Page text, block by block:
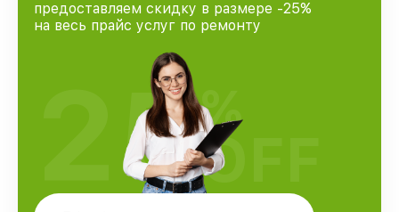
предоставляем скидку в размере -25%
на весь прайс услуг по ремонту
25%
OFF